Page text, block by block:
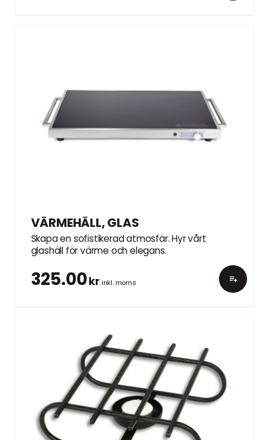
VÄRMEHÄLL, GLAS
Skapa en sofistikerad atmosfär. Hyr vårt
glashäll för värme och elegans.
325.00kr inkl. moms